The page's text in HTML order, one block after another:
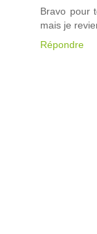
Bravo pour
mais je
Répondre